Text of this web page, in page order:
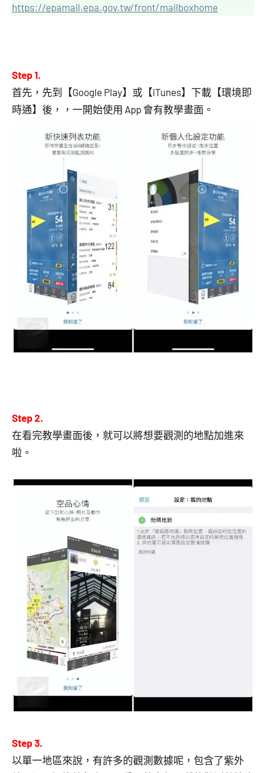
https://epamail.epa.gov.tw/front/mailboxhome
Step 1.
首先，先到【Google Play】或【iTunes】下載【環境即
時通】後，，一開始使用 App 會有教學畫面。
Step 2.
在看完教學畫面後，就可以將想要觀測的地點加進來
啦。
Step 3.
以單一地區來說，有許多的觀測數據呢，包含了紫外